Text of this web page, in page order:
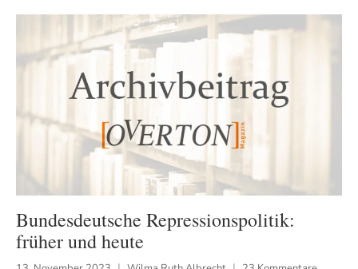
Bundesdeutsche Repressionspolitik:
früher und heute